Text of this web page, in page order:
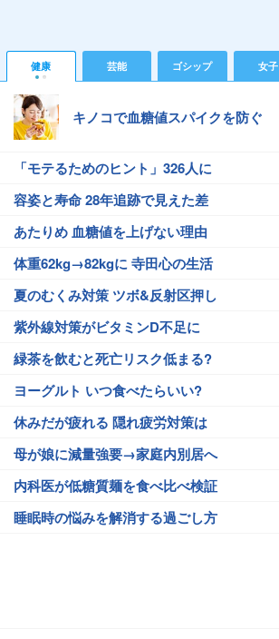
健康 芸能 ゴシップ 女子
キノコで血糖値スパイクを防ぐ
「モテるためのヒント」326人に
容姿と寿命 28年追跡で見えた差
あたりめ 血糖値を上げない理由
体重62kg→82kgに 寺田心の生活
夏のむくみ対策 ツボ&反射区押し
紫外線対策がビタミンD不足に
緑茶を飲むと死亡リスク低まる?
ヨーグルト いつ食べたらいい?
休みだが疲れる 隠れ疲労対策は
母が娘に減量強要→家庭内別居へ
内科医が低糖質麺を食べ比べ検証
睡眠時の悩みを解消する過ごし方